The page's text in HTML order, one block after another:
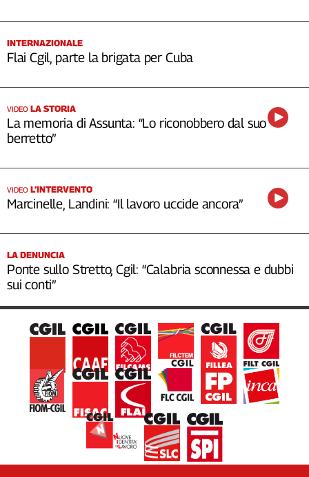
INTERNAZIONALE
Flai Cgil, parte la brigata per Cuba
VIDEO LA STORIA
La memoria di Assunta: “Lo riconobbero dal suo
berretto”
VIDEO L’INTERVENTO
Marcinelle, Landini: “Il lavoro uccide ancora”
LA DENUNCIA
Ponte sullo Stretto, Cgil: “Calabria sconnessa e dubbi
sui conti”